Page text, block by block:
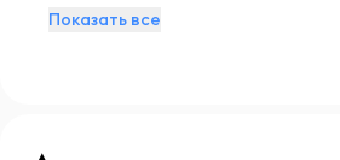
улучшает состояние кожи и
Показать все